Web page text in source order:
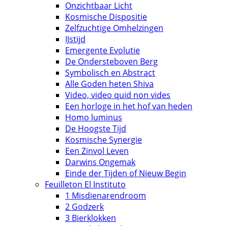
Onzichtbaar Licht
Kosmische Dispositie
Zelfzuchtige Omhelzingen
IJstijd
Emergente Evolutie
De Ondersteboven Berg
Symbolisch en Abstract
Alle Goden heten Shiva
Video, video quid non vides
Een horloge in het hof van heden
Homo luminus
De Hoogste Tijd
Kosmische Synergie
Een Zinvol Leven
Darwins Ongemak
Einde der Tijden of Nieuw Begin
Feuilleton El Instituto
1 Misdienarendroom
2 Godzerk
3 Bierklokken